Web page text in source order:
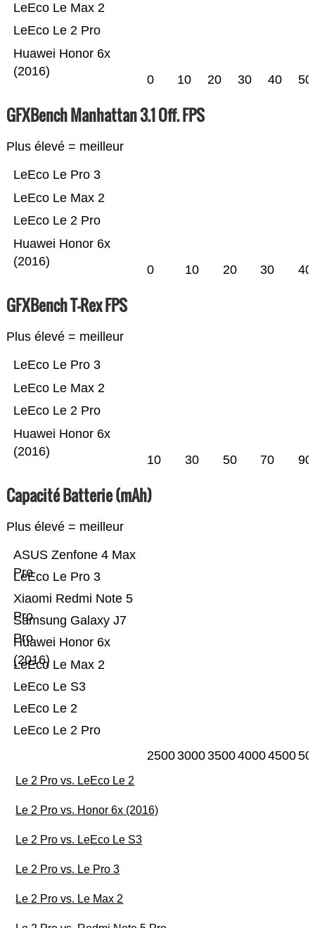
Huawei Honor 6x
(2016)
LeEco Le 2 Pro
LeEco Le Max 2
0 10 20 30 40 50
GFXBench Manhattan 3.1 Off. FPS
Plus élevé = meilleur
Huawei Honor 6x
(2016)
LeEco Le 2 Pro
LeEco Le Max 2
LeEco Le Pro 3
0 10 20 30 40
GFXBench T-Rex FPS
Plus élevé = meilleur
Huawei Honor 6x
(2016)
LeEco Le 2 Pro
LeEco Le Max 2
LeEco Le Pro 3
10 30 50 70 90
Capacité Batterie (mAh)
Plus élevé = meilleur
LeEco Le 2 Pro
LeEco Le 2
LeEco Le S3
LeEco Le Max 2
Huawei Honor 6x
(2016)
Samsung Galaxy J7
Pro
Xiaomi Redmi Note 5
Pro
LeEco Le Pro 3
ASUS Zenfone 4 Max
Pro
25003000350040004500
Le 2 Pro vs. LeEco Le 2
Le 2 Pro vs. Honor 6x (2016)
Le 2 Pro vs. LeEco Le S3
Le 2 Pro vs. Le Pro 3
Le 2 Pro vs. Le Max 2